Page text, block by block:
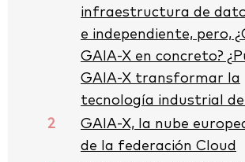
infraestructura de
e independiente, pero,
GAIA-X en concreto?
GAIA-X transformar la
tecnología industrial de
2
GAIA-X, la nube
de la federación Cloud